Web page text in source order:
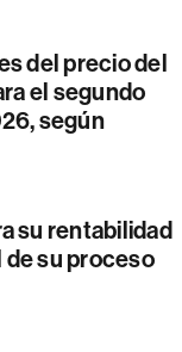
del precio del
el segundo
según
su rentabilidad
de su proceso